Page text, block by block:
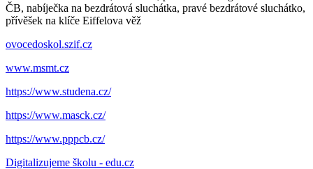
ČB, nabíječka na bezdrátová sluchátka, pravé bezdrátové sluchátko,
přívěšek na klíče Eiffelova věž
ovocedoskol.szif.cz
www.msmt.cz
https://www.studena.cz/
https://www.masck.cz/
https://www.pppcb.cz/
Digitalizujeme školu - edu.cz